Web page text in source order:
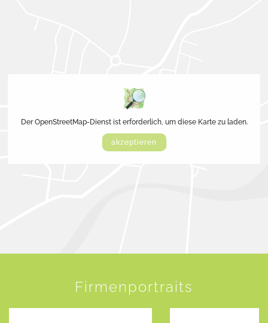
Der OpenStreetMap-Dienst ist erforderlich, um diese Karte zu laden.
akzeptieren
Firmenportraits